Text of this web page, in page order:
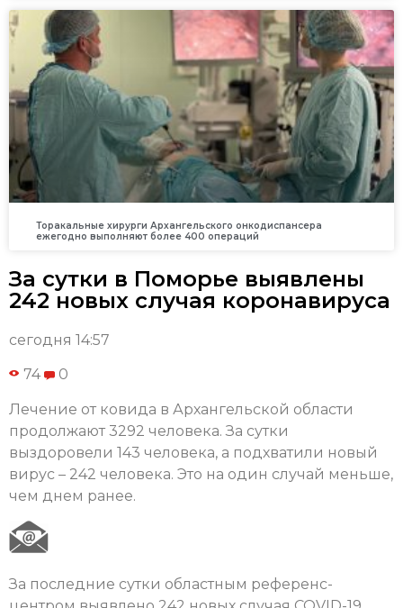
Торакальные хирурги Архангельского онкодиспансера
ежегодно выполняют более 400 операций
За сутки в Поморье выявлены
242 новых случая коронавируса
сегодня 14:57
74 0
Лечение от ковида в Архангельской области
продолжают 3292 человека. За сутки
выздоровели 143 человека, а подхватили новый
вирус – 242 человека. Это на один случай меньше,
чем днем ранее.
За последние сутки областным референс-